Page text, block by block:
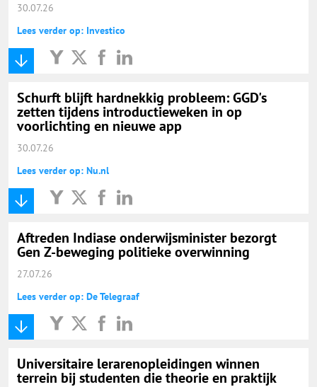
30.07.26
Lees verder op: Investico
Schurft blijft hardnekkig probleem: GGD's
zetten tijdens introductieweken in op
voorlichting en nieuwe app
30.07.26
Lees verder op: Nu.nl
Aftreden Indiase onderwijsminister bezorgt
Gen Z-beweging politieke overwinning
27.07.26
Lees verder op: De Telegraaf
Universitaire lerarenopleidingen winnen
terrein bij studenten die theorie en praktijk